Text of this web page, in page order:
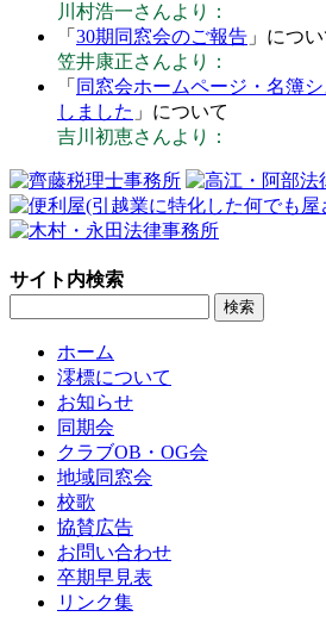
川村浩一さんより：
「 30期同窓会のご報告 」につ
笠井康正さんより：
「 同窓会ホームページ・名簿
しました 」について
吉川初恵さんより：
サイト内検索
ホーム
澪標について
お知らせ
同期会
クラブOB・OG会
地域同窓会
校歌
協賛広告
お問い合わせ
卒期早見表
リンク集